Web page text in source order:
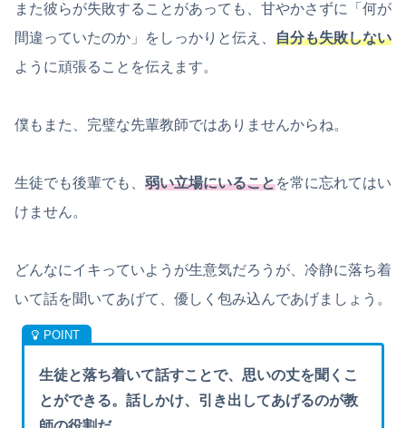
また彼らが失敗することがあっても、甘やかさずに「何が
間違っていたのか」をしっかりと伝え、 自分も失敗しない
ように頑張ることを伝えます。
僕もまた、完璧な先輩教師ではありませんからね。
生徒でも後輩でも、 弱い立場にいることを常に忘れてはい
けません。
どんなにイキっていようが生意気だろうが、冷静に落ち着
いて話を聞いてあげて、優しく包み込んであげましょう。
生徒と落ち着いて話すことで、思いの丈を聞くこ
とができる。話しかけ、引き出してあげるのが教